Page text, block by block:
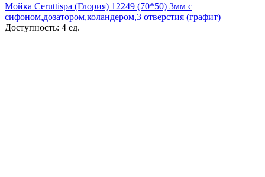
Мойка Ceruttispa (Глория) 12249 (70*50) 3мм с
сифоном,дозатором,коландером,3 отверстия (графит)
Доступность: 4 ед.